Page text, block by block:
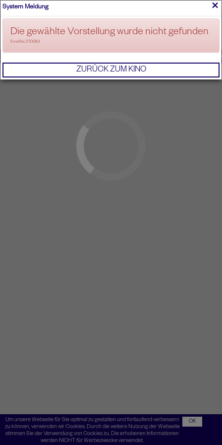
ANMELDEN
Um unsere Webseite für Sie optimal zu gestalten und fortlaufend verbessern
zu können, verwenden wir Cookies. Durch die weitere Nutzung der Webseite
stimmen Sie der Verwendung von Cookies zu. Die erhobenen Informationen
werden NICHT für Werbezwecke verwendet.
OK
×
System Meldung
Die gewählte Vorstellung wurde nicht gefunden
ErrorNo. 270083
ZURÜCK ZUM KINO